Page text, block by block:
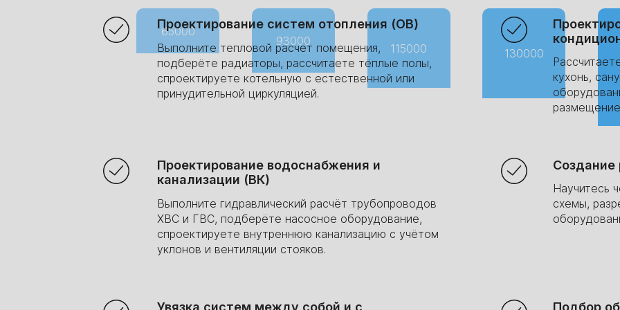
65000
93000
115000
130000
2 мес. 6 мес. 10 мес.
Проектирование систем отопления (ОВ)
Выполните тепловой расчёт помещения,
подберёте радиаторы, рассчитаете тёплые полы,
спроектируете котельную с естественной или
принудительной циркуляцией.
кухонь,
Проектирование водоснабжения и
канализации (ВК)
Выполните гидравлический расчёт трубопроводов
ХВС и ГВС, подберёте насосное оборудование,
спроектируете внутреннюю канализацию с учётом
уклонов и вентиляции стояков.
Создание
Научитесь
схемы,
Увязка систем между собой и с Подбор